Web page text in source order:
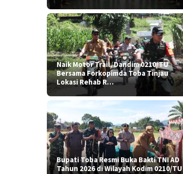
Naik Motor Trail, Dandim 0210/TU
Bersama Forkopimda Toba Tinjau
Lokasi Rehab R…
Bupati Toba Resmi Buka Bakti TNI AD
Tahun 2026 di Wilayah Kodim 0210/TU